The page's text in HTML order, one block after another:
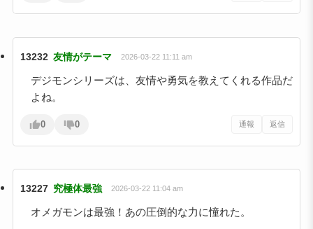
13232 友情がテーマ 2026-03-22 11:11 am
デジモンシリーズは、友情や勇気を教えてくれる作品だ
よね。
0 0 通報 返信
13227 究極体最強 2026-03-22 11:04 am
オメガモンは最強！あの圧倒的な力に憧れた。